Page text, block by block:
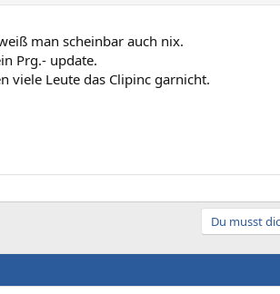
man scheinbar auch nix.
Prg.- update.
viele Leute das Clipinc garnicht.
Du musst